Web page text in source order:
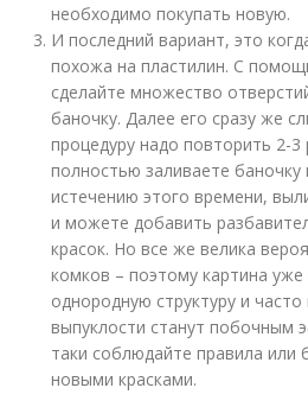
необходимо покупать новую.
И последний вариант, это
похожа на пластилин. С
сделайте множество
баночку. Далее его сразу же
процедуру надо повторить 2-3
полностью заливаете
истечению этого времени,
и можете добавить
красок. Но все же велика
комков – поэтому картина
однородную структуру и
выпуклости станут побочным
таки соблюдайте правила или
новыми красками.